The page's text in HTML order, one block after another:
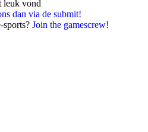
leuk vond
dan via de submit!
sports? Join the gamescrew!